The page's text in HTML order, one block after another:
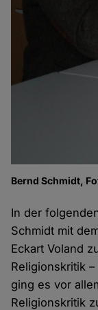
Bernd Schmidt,
In der
Schmidt mit
Eckart Voland
Religionskritik
ging es vor
Religionskritik